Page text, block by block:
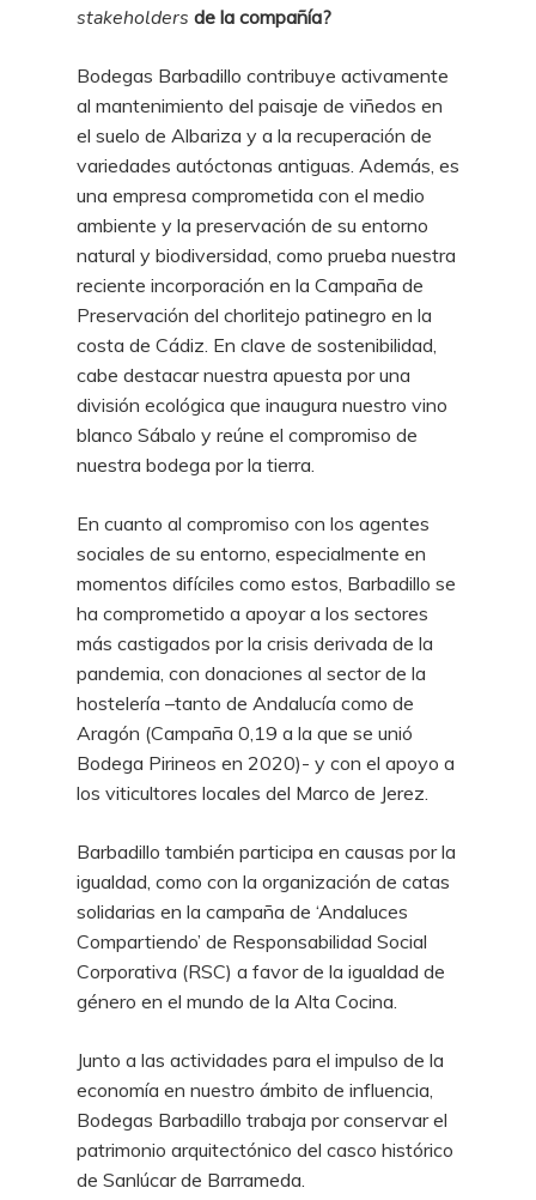
stakeholders de la compañía?
Bodegas Barbadillo contribuye activamente
al mantenimiento del paisaje de viñedos en
el suelo de Albariza y a la recuperación de
variedades autóctonas antiguas. Además, es
una empresa comprometida con el medio
ambiente y la preservación de su entorno
natural y biodiversidad, como prueba nuestra
reciente incorporación en la Campaña de
Preservación del chorlitejo patinegro en la
costa de Cádiz. En clave de sostenibilidad,
cabe destacar nuestra apuesta por una
división ecológica que inaugura nuestro vino
blanco Sábalo y reúne el compromiso de
nuestra bodega por la tierra.
En cuanto al compromiso con los agentes
sociales de su entorno, especialmente en
momentos difíciles como estos, Barbadillo se
ha comprometido a apoyar a los sectores
más castigados por la crisis derivada de la
pandemia, con donaciones al sector de la
hostelería –tanto de Andalucía como de
Aragón (Campaña 0,19 a la que se unió
Bodega Pirineos en 2020)- y con el apoyo a
los viticultores locales del Marco de Jerez.
Barbadillo también participa en causas por la
igualdad, como con la organización de catas
solidarias en la campaña de ‘Andaluces
Compartiendo’ de Responsabilidad Social
Corporativa (RSC) a favor de la igualdad de
género en el mundo de la Alta Cocina.
Junto a las actividades para el impulso de la
economía en nuestro ámbito de influencia,
Bodegas Barbadillo trabaja por conservar el
patrimonio arquitectónico del casco histórico
de Sanlúcar de Barrameda.